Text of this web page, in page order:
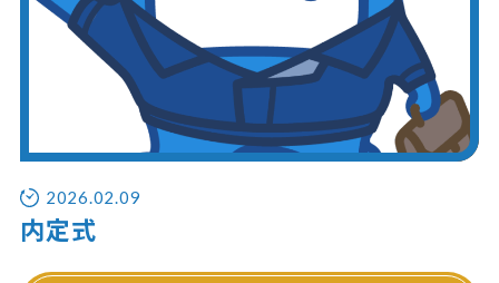
2026.02.09
内定式